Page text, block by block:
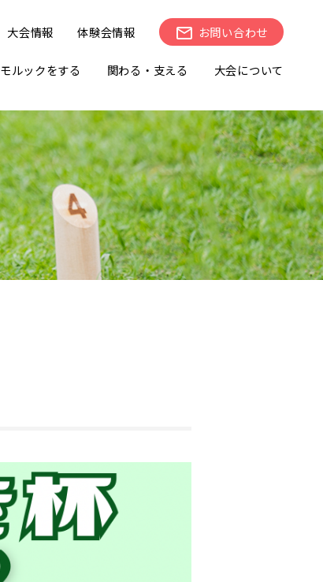
大会情報 体験会情報 お問い合わせ
モルックをする 関わる・支える 大会について